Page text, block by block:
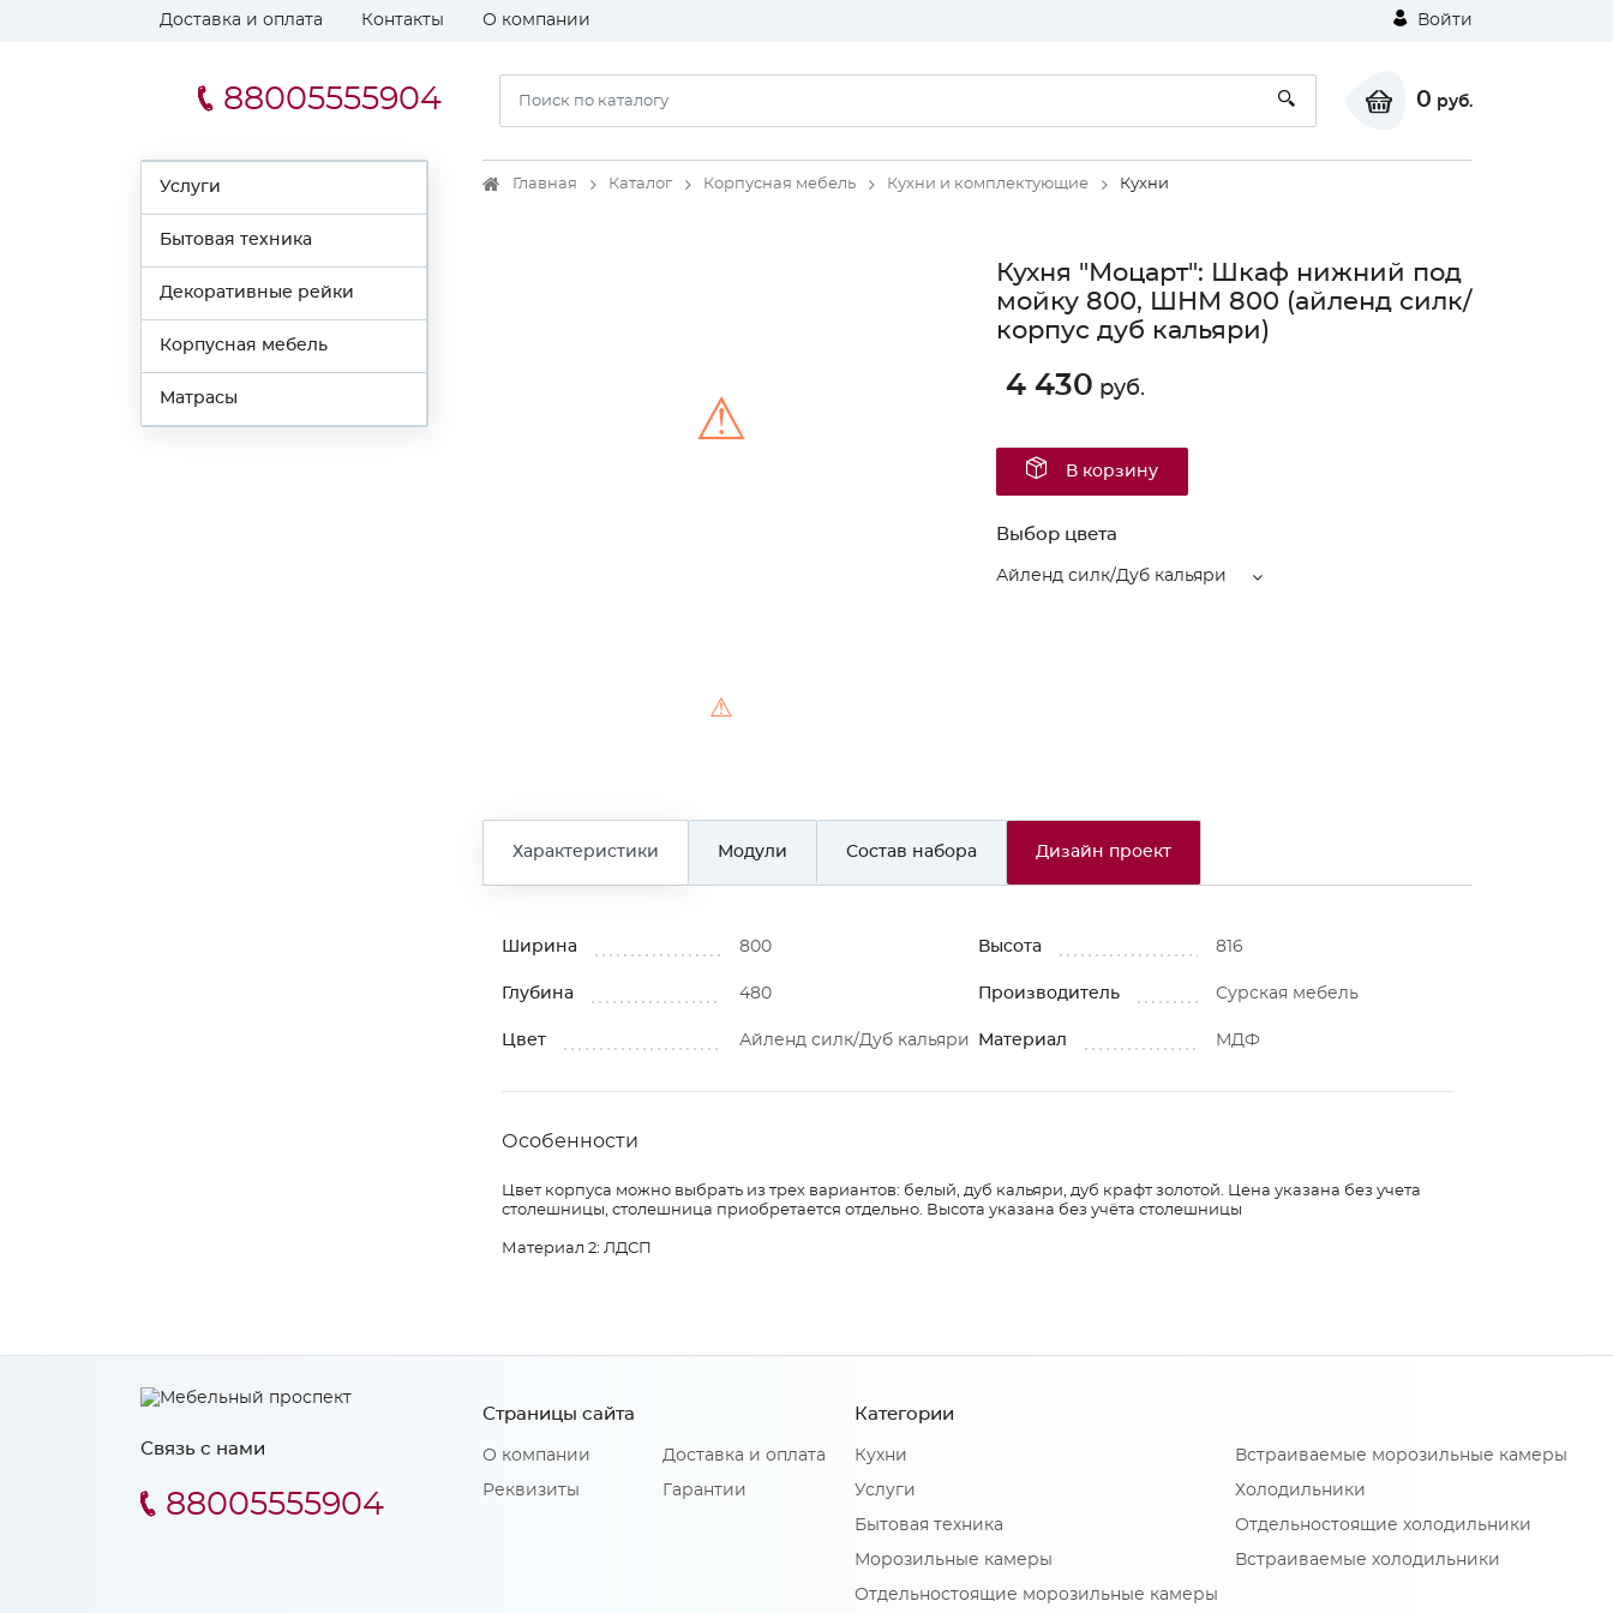
Доставка и оплата Контакты О компании Войти
88005555904 0 руб.
Услуги
Бытовая техника
Декоративные рейки
Корпусная мебель
Матрасы
Главная Каталог Корпусная мебель Кухни и комплектующие Кухни
⚠
⚠
Кухня "Моцарт": Шкаф нижний под
мойку 800, ШНМ 800 (айленд силк/
корпус дуб кальяри)
4 430 руб.
В корзину
Выбор цвета
Айленд силк/Дуб кальяри
Характеристики Модули Состав набора Дизайн проект
Ширина 800 Высота 816
Глубина 480 Производитель Сурская мебель
Цвет Айленд силк/Дуб кальяри Материал МДФ
Особенности
Цвет корпуса можно выбрать из трех вариантов: белый, дуб кальяри, дуб крафт золотой. Цена указана без учета
столешницы, столешница приобретается отдельно. Высота указана без учёта столешницы
Материал 2: ЛДСП
Связь с нами
88005555904
Страницы сайта
О компании
Реквизиты
Доставка и оплата
Гарантии
Категории
Кухни
Услуги
Бытовая техника
Морозильные камеры
Отдельностоящие морозильные камеры
Встраиваемые морозильные камеры
Холодильники
Отдельностоящие холодильники
Встраиваемые холодильники